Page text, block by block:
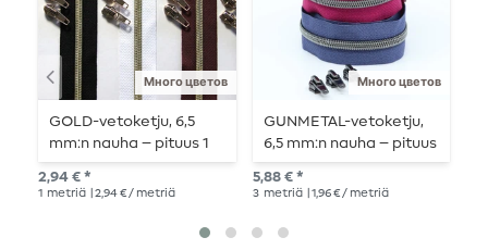
Много цветов
GOLD-vetoketju, 6,5
mm:n nauha – pituus 1
m – metallisoitu
2,94 € *
1 metriä | 2,94 € / metriä
Много цветов
GUNMETAL-vetoketju,
6,5 mm:n nauha – pituus
3 m – metallisoitu
5,88 € *
3 metriä | 1,96 € / metriä